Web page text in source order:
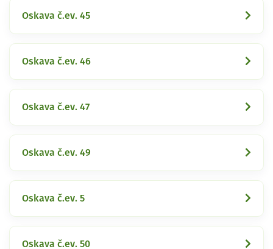
Oskava č.ev. 45
Oskava č.ev. 46
Oskava č.ev. 47
Oskava č.ev. 49
Oskava č.ev. 5
Oskava č.ev. 50